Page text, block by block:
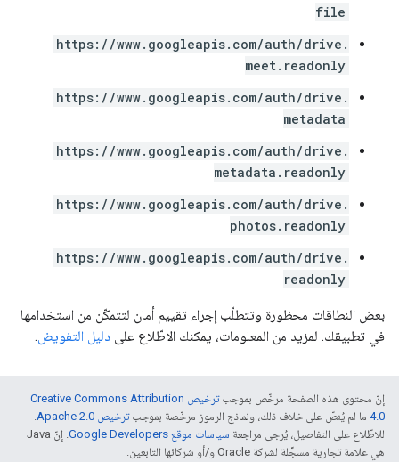
file
https://www.googleapis.com/auth/drive.
meet.readonly
https://www.googleapis.com/auth/drive.
metadata
https://www.googleapis.com/auth/drive.
metadata.readonly
https://www.googleapis.com/auth/drive.
photos.readonly
https://www.googleapis.com/auth/drive.
readonly
بعض النطاقات محظورة وتتطلّب إجراء تقييم أمان لتتمكّن من استخدامها
في تطبيقك. لمزيد من المعلومات، يمكنك الاطّلاع على دليل التفويض.
إنّ محتوى هذه الصفحة مرخّص بموجب
ترخيص Creative Commons Attribution
4.0‏ ما لم يُنصّ على خلاف ذلك، ونماذج الرموز مرخّصة بموجبترخيص Apache 2.0‏
.
للاطّلاع على التفاصيل، يُرجى مراجعة سياسات موقع Google Developers‏
. إنّ Java
هي علامة تجارية مسجَّلة لشركة Oracle و/أو شركائها التابعين.